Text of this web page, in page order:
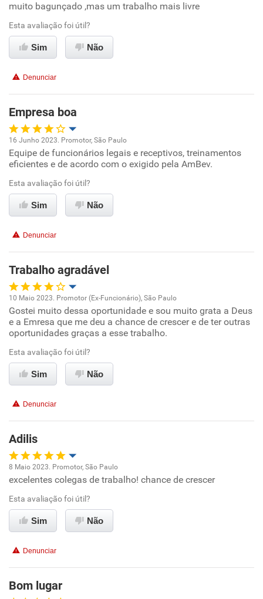
Oportunidade de promoção
Ambiente de trabalho
Benefícios
Não recomenda esta empresa
Recomenda a diretoria
muito bagunçado ,mas um trabalho mais livre
Esta avaliação foi útil?
Sim Não
Denunciar
Empresa boa
Oportunidade de promoção
Ambiente de trabalho
Conciliação com a vida familiar
Recomenda esta empresa
Recomenda a diretoria
16 Junho 2023. Promotor, São Paulo
Equipe de funcionários legais e receptivos, treinamentos
eficientes e de acordo com o exigido pela AmBev.
Esta avaliação foi útil?
Sim Não
Denunciar
Trabalho agradável
Oportunidade de promoção
Ambiente de trabalho
Conciliação com a vida familiar
10 Maio 2023. Promotor (Ex-Funcionário), São Paulo
Gostei muito dessa oportunidade e sou muito grata a Deus
e a Emresa que me deu a chance de crescer e de ter outras
oportunidades graças a esse trabalho.
Esta avaliação foi útil?
Sim Não
Denunciar
Adilis
Oportunidade de promoção
Ambiente de trabalho
Benefícios
8 Maio 2023. Promotor, São Paulo
excelentes colegas de trabalho! chance de crescer
Esta avaliação foi útil?
Sim Não
Denunciar
Bom lugar